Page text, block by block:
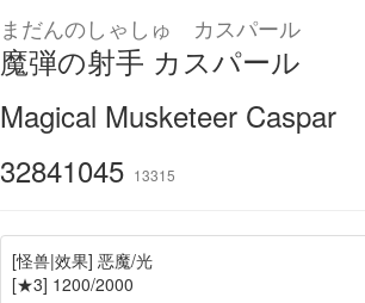
まだんのしゃしゅ カスパール
魔弾の射手 カスパール
Magical Musketeer Caspar
32841045 13315
[怪兽|效果] 恶魔/光
[★3] 1200/2000